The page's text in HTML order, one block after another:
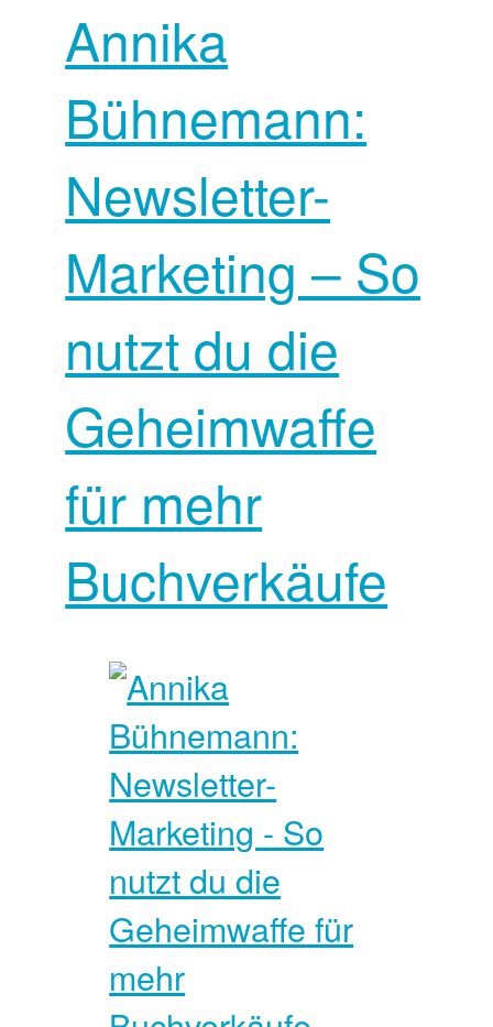
Annika
Bühnemann:
Newsletter-
Marketing – So
nutzt du die
Geheimwaffe
für mehr
Buchverkäufe